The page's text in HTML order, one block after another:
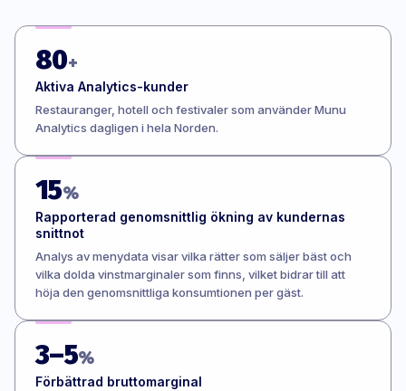
80+
Aktiva Analytics-kunder
Restauranger, hotell och festivaler som använder Munu
Analytics dagligen i hela Norden.
15%
Rapporterad genomsnittlig ökning av kundernas
snittnot
Analys av menydata visar vilka rätter som säljer bäst och
vilka dolda vinstmarginaler som finns, vilket bidrar till att
höja den genomsnittliga konsumtionen per gäst.
3–5%
Förbättrad bruttomarginal